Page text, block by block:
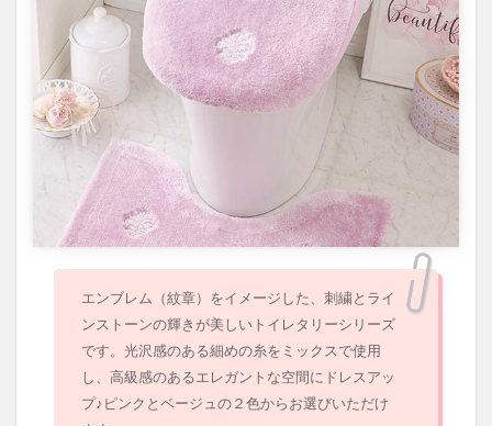
エンブレム（紋章）をイメージした、刺繍とライ
ンストーンの輝きが美しいトイレタリーシリーズ
です。光沢感のある細めの糸をミックスで使用
し、高級感のあるエレガントな空間にドレスアッ
プ♪ピンクとベージュの２色からお選びいただけ